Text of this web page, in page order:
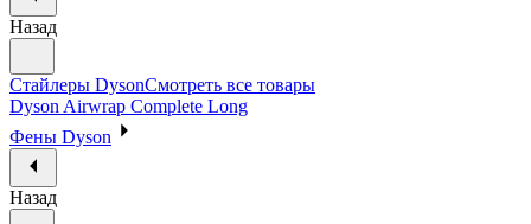
Назад
Стайлеры DysonСмотреть все товары
Dyson Airwrap Complete Long
Фены Dyson
Назад